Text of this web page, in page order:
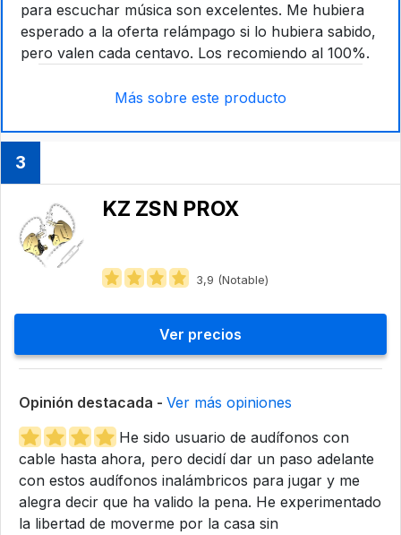
para escuchar música son excelentes. Me hubiera
esperado a la oferta relámpago si lo hubiera sabido,
pero valen cada centavo. Los recomiendo al 100%.
Más sobre este producto
3
KZ ZSN PROX
3,9 (Notable)
Ver precios
Opinión destacada - Ver más opiniones
He sido usuario de audífonos con
cable hasta ahora, pero decidí dar un paso adelante
con estos audífonos inalámbricos para jugar y me
alegra decir que ha valido la pena. He experimentado
la libertad de moverme por la casa sin